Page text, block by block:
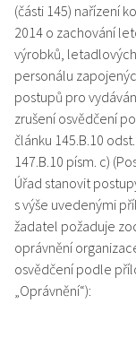
(části 145) nařízení
2014 o zachování
výrobků,
personálu
postupů pro
zrušení osvědčení
článku 145.B.10
147.B.10 písm. c)
Úřad stanovit
s výše uvedenými
žadatel požaduje
oprávnění
osvědčení podle
„Oprávnění“):